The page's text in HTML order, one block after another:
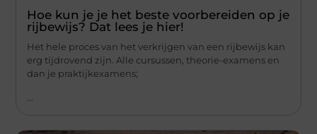
Hoe kun je je het beste voorbereiden op je
rijbewijs? Dat lees je hier!
Het hele proces van het verkrijgen van een rijbewijs kan
erg tijdrovend zijn. Alle cursussen, theorie-examens en
dan je praktijkexamens;